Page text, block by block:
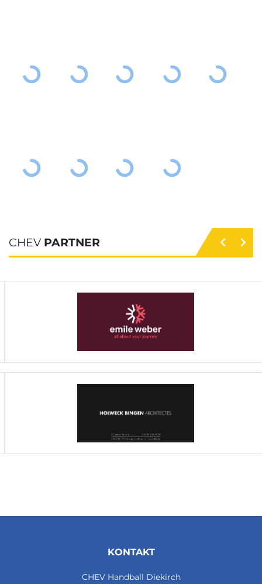
CHEV PARTNER
KONTAKT
CHEV Handball Diekirch